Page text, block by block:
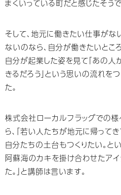
まくいっている町だと感じたそうで
そして、地元に働きたい仕事がな
ないのなら、⾃分が働きたいとこ
⾃分が起業した姿を⾒て「あの⼈
きるだろう」という思いの流れを
た。
株式会社ローカルフラッグでの
ら、「若い⼈たちが地元に帰って
⾃分たちの⼟台もつくりたい。と
阿蘇海のカキを掛け合わせたア
た。」と講師は言います。